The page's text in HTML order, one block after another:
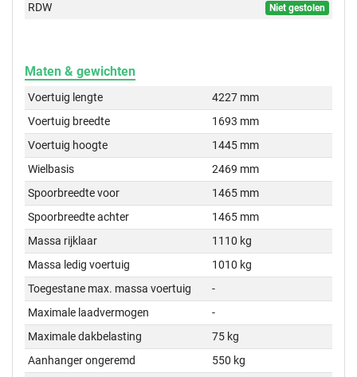
RDW Niet gestolen
Maten & gewichten
Voertuig lengte
4227 mm
Voertuig breedte
1693 mm
Voertuig hoogte
1445 mm
Wielbasis
2469 mm
Spoorbreedte voor
1465 mm
Spoorbreedte achter
1465 mm
Massa rijklaar
1110 kg
Massa ledig voertuig
1010 kg
Toegestane max. massa voertuig
-
Maximale laadvermogen
-
Maximale dakbelasting
75 kg
Aanhanger ongeremd
550 kg